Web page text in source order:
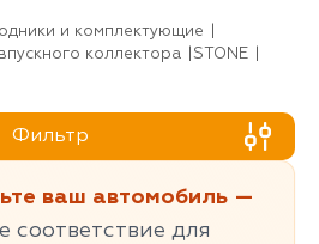
и комплектующие
коллектора
STONE
Фильтр
ваш автомобиль —
соответствие для